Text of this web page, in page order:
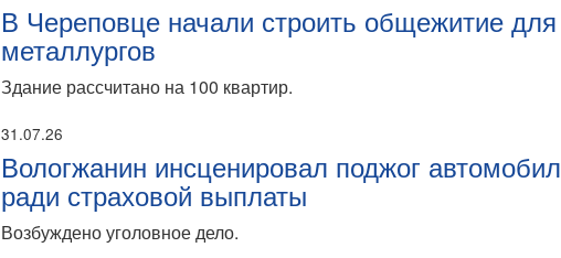
В Череповце начали строить общежитие для
металлургов
Здание рассчитано на 100 квартир.
31.07.26
Вологжанин инсценировал поджог
ради страховой выплаты
Возбуждено уголовное дело.